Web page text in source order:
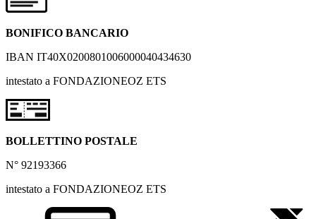
BONIFICO BANCARIO
IBAN IT40X0200801006000040434630
intestato a FONDAZIONEOZ ETS
BOLLETTINO POSTALE
N° 92193366
intestato a FONDAZIONEOZ ETS